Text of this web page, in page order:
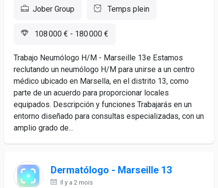
Jober Group Temps plein
108 000 € - 180 000 €
Trabajo Neumólogo H/M - Marseille 13e Estamos
reclutando un neumólogo H/M para unirse a un centro
médico ubicado en Marsella, en el distrito 13, como
parte de un acuerdo para proporcionar locales
equipados. Descripción y funciones Trabajarás en un
entorno diseñado para consultas especializadas, con un
amplio grado de...
Dermatólogo - Marseille 13
Il y a 2 mois